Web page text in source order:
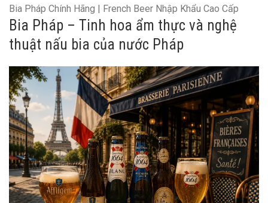
Bia Pháp Chính Hãng | French Beer Nhập Khẩu Cao Cấp
Bia Pháp – Tinh hoa ẩm thực và nghệ
thuật nấu bia của nước Pháp